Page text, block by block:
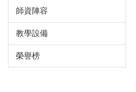
師資陣容
教學設備
榮譽榜